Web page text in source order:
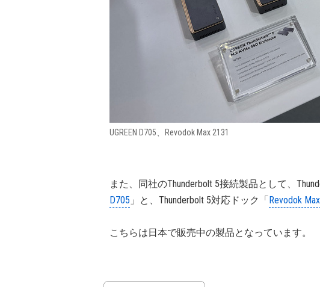
UGREEN D705、Revodok Max 2131
また、同社のThunderbolt 5接続製品として、
D705 」と、Thunderbolt 5対応ドック「Revodok
こちらは日本で販売中の製品となっています。